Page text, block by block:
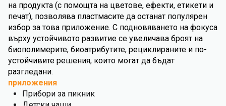
на продукта (с помощта на цветове, ефекти, етикети и
печат), позволява пластмасите да останат популярен
избор за това приложение. С подновяването на фокуса
върху устойчивото развитие се увеличава броят на
биополимерите, биоатрибутите, рециклираните и по-
устойчивите решения, които могат да бъдат
разгледани.
приложения
Прибори за пикник